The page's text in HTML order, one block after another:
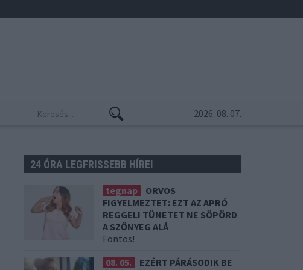
2026. 08. 07.
24 ÓRA LEGFRISSEBB HÍREI
tegnap
ORVOS
FIGYELMEZTET: EZT AZ APRÓ
REGGELI TÜNETET NE SÖPÖRD
A SZŐNYEG ALÁ
Fontos!
08. 05.
EZÉRT PÁRÁSODIK BE